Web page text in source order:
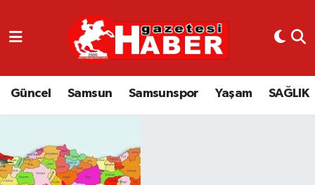
Güncel Samsun Samsunspor Yaşam SAĞLIK
GÜNCEL
SAMSUN
EKONOMİ